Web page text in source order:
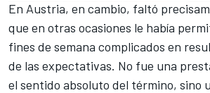
En Austria, en cambio, faltó
que en otras ocasiones le había
fines de semana complicados en
de las expectativas. No fue una
el sentido absoluto del término, sino